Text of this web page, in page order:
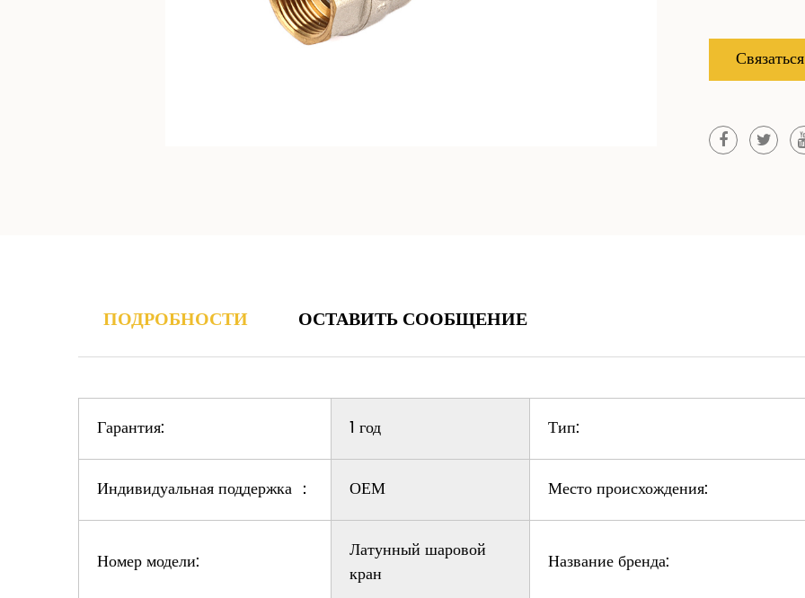
ПОДРОБНОСТИ ОСТАВИТЬ СООБЩЕНИЕ
Гарантия: 1 год Тип:
Индивидуальная поддержка ： ОЕМ Место происхождения:
Номер модели:
Латунный шаровой
кран
Название бренда: